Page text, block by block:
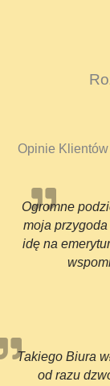
Opinie
Ogromne
moja przygoda
idę na
Takiego Biura
od razu